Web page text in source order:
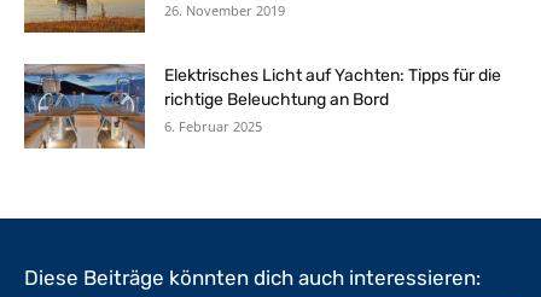
26. November 2019
Elektrisches Licht auf Yachten: Tipps für die
richtige Beleuchtung an Bord
6. Februar 2025
Diese Beiträge könnten dich auch interessieren: